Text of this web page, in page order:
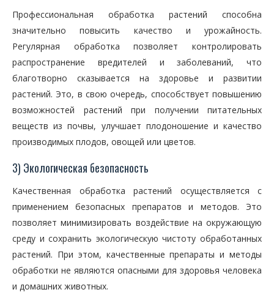
Профессиональная обработка растений способна
значительно повысить качество и урожайность.
Регулярная обработка позволяет контролировать
распространение вредителей и заболеваний, что
благотворно сказывается на здоровье и развитии
растений. Это, в свою очередь, способствует повышению
возможностей растений при получении питательных
веществ из почвы, улучшает плодоношение и качество
производимых плодов, овощей или цветов.
3) Экологическая безопасность
Качественная обработка растений осуществляется с
применением безопасных препаратов и методов. Это
позволяет минимизировать воздействие на окружающую
среду и сохранить экологическую чистоту обработанных
растений. При этом, качественные препараты и методы
обработки не являются опасными для здоровья человека
и домашних животных.